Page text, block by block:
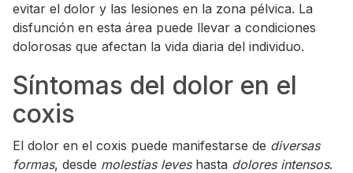
evitar el dolor y las lesiones en la zona pélvica. La
disfunción en esta área puede llevar a condiciones
dolorosas que afectan la vida diaria del individuo.
Síntomas del dolor en el
coxis
El dolor en el coxis puede manifestarse de diversas
formas, desde molestias leveshasta dolores intensos.